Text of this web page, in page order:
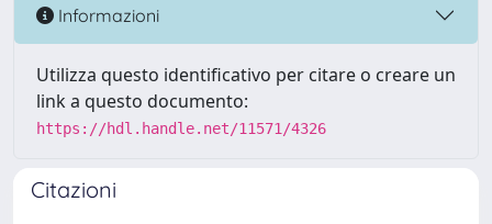
Informazioni
Utilizza questo identificativo per citare o creare un
link a questo documento:
https://hdl.handle.net/11571/4326
Citazioni